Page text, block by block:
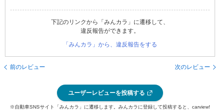
下記のリンクから「みんカラ」に遷移して、
違反報告ができます。
「みんカラ」から、違反報告をする
前のレビュー 次のレビュー
ユーザーレビューを投稿する
※自動車SNSサイト「みんカラ」に遷移します。みんカラに登録して投稿すると、carview!